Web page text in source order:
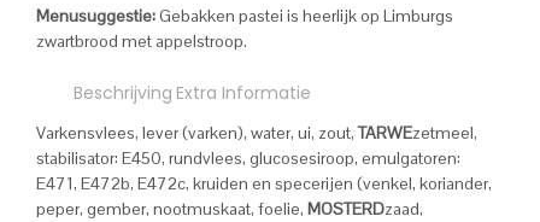
Menusuggestie:Gebakken pastei is heerlijk op Limburgs
zwartbrood met appelstroop.
Beschrijving Extra Informatie
Varkensvlees, lever (varken), water, ui, zout,TARWEzetmeel,
stabilisator: E450, rundvlees, glucosesiroop, emulgatoren:
E471, E472b, E472c, kruiden en specerijen (venkel, koriander,
peper, gember, nootmuskaat, foelie, MOSTERDzaad,